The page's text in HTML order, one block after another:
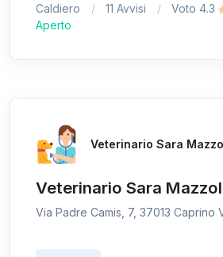
Caldiero 11 Avvisi
Voto 4.3
Aperto
Veterinario Sara
Veterinario Sara
Via Padre Camis, 7, 37013 Caprino